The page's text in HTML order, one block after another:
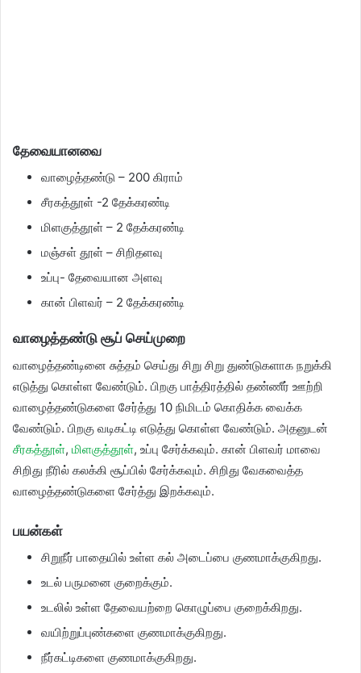
தேவையானவை
வாழைத்தண்டு – 200 கிராம்
சீரகத்தூள் -2 தேக்கரண்டி
மிளகுத்தூள் – 2 தேக்கரண்டி
மஞ்சள் தூள் – சிறிதளவு
உப்பு- தேவையான அளவு
கான் பிளவர் – 2 தேக்கரண்டி
வாழைத்தண்டு சூப் செய்முறை
வாழைத்தண்டினை சுத்தம் செய்து சிறு சிறு துண்டுகளாக நறுக்கி
எடுத்து கொள்ள வேண்டும். பிறகு பாத்திரத்தில் தண்ணீர் ஊற்றி
வாழைத்தண்டுகளை சேர்த்து 10 நிமிடம் கொதிக்க வைக்க
வேண்டும். பிறகு வடிகட்டி எடுத்து கொள்ள வேண்டும். அதனுடன்
சீரகத்தூள், மிளகுத்தூள், உப்பு சேர்க்கவும். கான் பிளவர் மாவை
சிறிது நீரில் கலக்கி சூப்பில் சேர்க்கவும். சிறிது வேகவைத்த
வாழைத்தண்டுகளை சேர்த்து இறக்கவும்.
பயன்கள்
சிறுநீர் பாதையில் உள்ள கல் அடைப்பை குணமாக்குகிறது.
உடல் பருமனை குறைக்கும்.
உடலில் உள்ள தேவையற்றை கொழுப்பை குறைக்கிறது.
வயிற்றுப்புண்களை குணமாக்குகிறது.
நீர்கட்டிகளை குணமாக்குகிறது.